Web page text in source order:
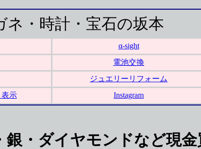
ネ・時計・宝石の坂本
α-sight
電池交換
ジュエリーリフォーム
示 Instagram
銀・ダイヤモンドなど現金